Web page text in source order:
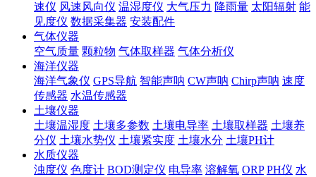
速仪 风速风向仪 温湿度仪 大气压力 降雨量 太阳辐射 能
见度仪 数据采集器 安装配件
气体仪器
空气质量 颗粒物 气体取样器 气体分析仪
海洋仪器
海洋气象仪 GPS导航 智能声呐 CW声呐 Chirp声呐 速度
传感器 水温传感器
土壤仪器
土壤温湿度 土壤多参数 土壤电导率 土壤取样器 土壤养
分仪 土壤水势仪 土壤紧实度 土壤水分 土壤PH计
水质仪器
浊度仪 色度计 BOD测定仪 电导率 溶解氧 ORP PH仪 水